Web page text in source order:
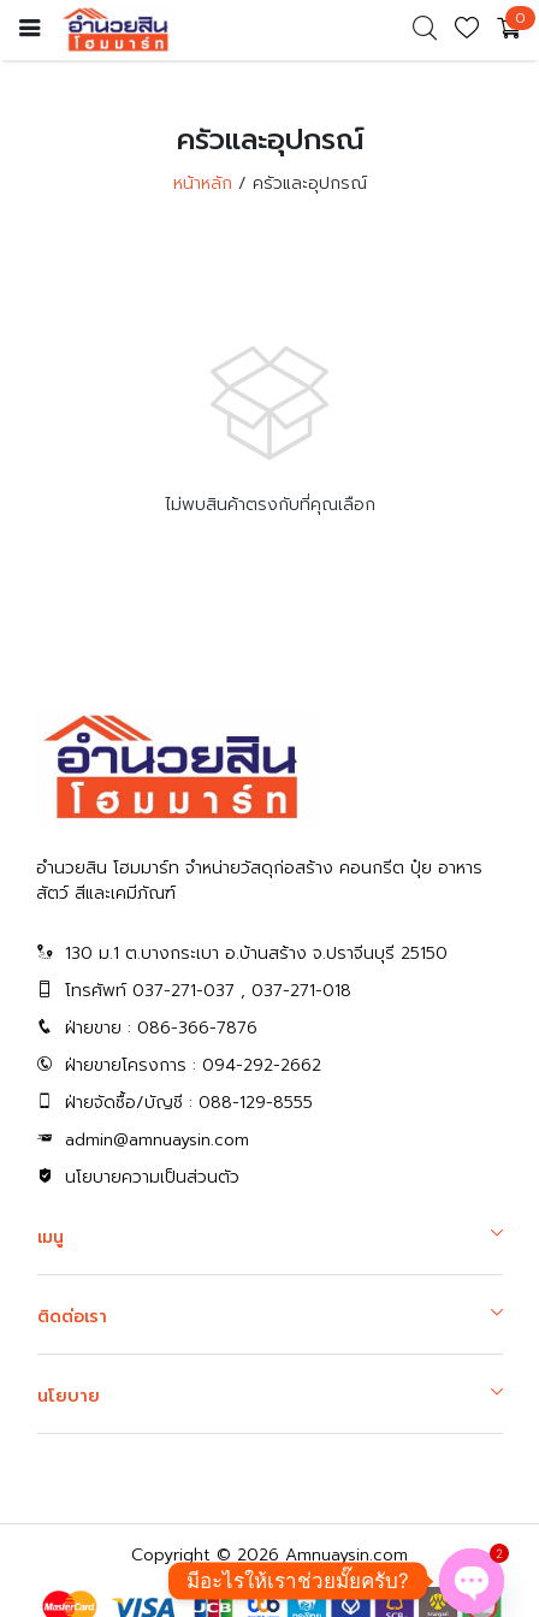
0
ครัวและอุปกรณ์
หน้าหลัก ครัวและอุปกรณ์
ไม่พบสินค้าตรงกับที่คุณเลือก
อำนวยสิน โฮมมาร์ท จำหน่ายวัสดุก่อสร้าง คอนกรีต ปุ๋ย อาหาร
สัตว์ สีและเคมีภัณฑ์
130 ม.1 ต.บางกระเบา อ.บ้านสร้าง จ.ปราจีนบุรี 25150
โทรศัพท์ 037-271-037 , 037-271-018
ฝ่ายขาย : 086-366-7876
ฝ่ายขายโครงการ : 094-292-2662
ฝ่ายจัดซื้อ/บัญชี : 088-129-8555
admin@amnuaysin.com
นโยบายความเป็นส่วนตัว
เมนู
ติดต่อเรา
นโยบาย
Copyright © 2026 Amnuaysin.com
มีอะไรให้เราช่วยมั๊ยครับ?
2